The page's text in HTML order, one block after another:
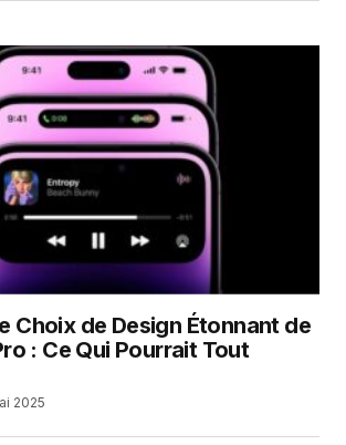
Choix de Design Étonnant de
: Ce Qui Pourrait Tout
2025